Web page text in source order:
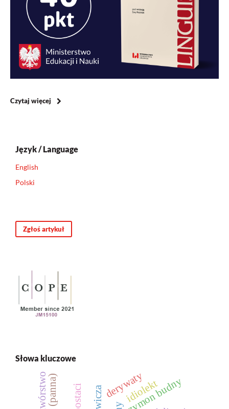
Czytaj więcej
Język / Language
English
Polski
Zgłoś artykuł
Słowa kluczowe
szymon budny
derywaty
idiolekt